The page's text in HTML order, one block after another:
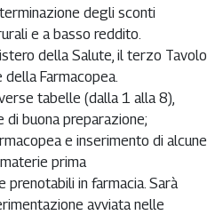
degli sconti
e a basso reddito.
della Salute, il terzo Tavolo
Farmacopea.
tabelle (dalla 1 alla 8),
buona preparazione;
e inserimento di alcune
prima
prenotabili in farmacia. Sarà
avviata nelle